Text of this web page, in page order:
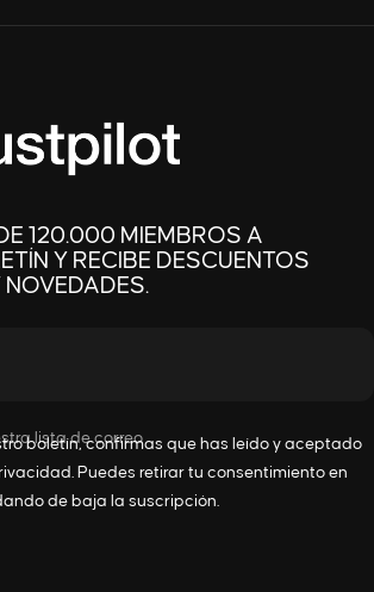
120.000 MIEMBROS A
Y RECIBE DESCUENTOS
lista de correo
boletín, confirmas que has leído y aceptado
. Puedes retirar tu consentimiento en
de baja la suscripción.